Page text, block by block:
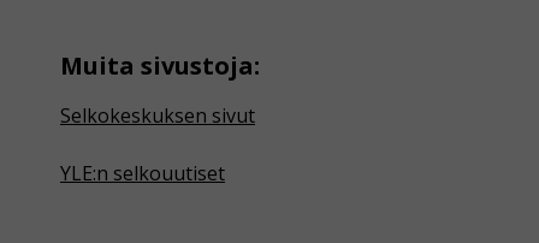
Muita sivustoja:
Selkokeskuksen sivut
YLE:n selkouutiset